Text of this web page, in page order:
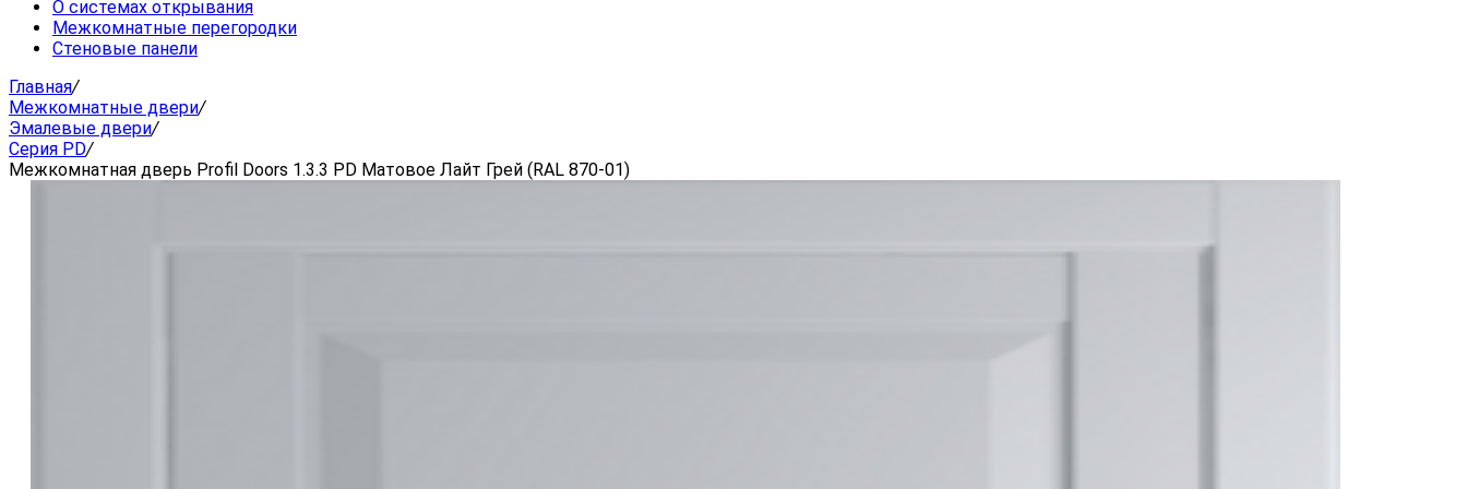
О системах открывания
Межкомнатные перегородки
Стеновые панели
Главная/
Межкомнатные двери/
Эмалевые двери/
Серия PD/
Межкомнатная дверь Profil Doors 1.3.3 PD Матовое Лайт Грей (RAL 870-01)